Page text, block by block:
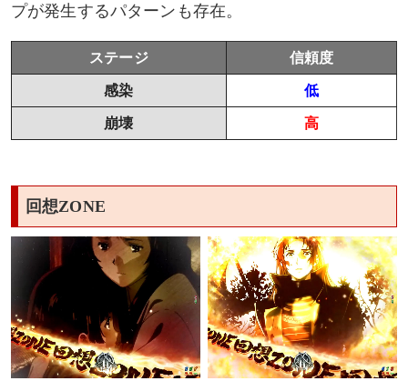
プが発生するパターンも存在。
ステージ 信頼度
感染 低
崩壊 高
回想ZONE